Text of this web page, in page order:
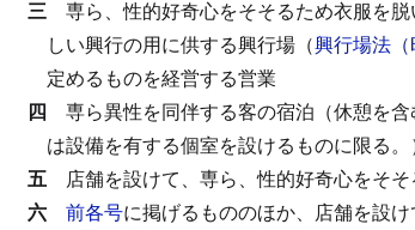
三 専ら、性的好奇心をそそるため衣服を
しい興行の用に供する興行場（興行場法
定めるものを経営する営業
四 専ら異性を同伴する客の宿泊（休憩を
は設備を有する個室を設けるものに限る
五 店舗を設けて、専ら、性的好奇心をそ
六 前各号に掲げるもののほか、店舗を設